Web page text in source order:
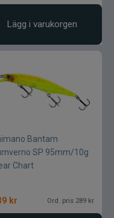
Lägg i varukorgen
Bantam
SP 95mm/10g
Chart
kr Ord. pris 289 kr